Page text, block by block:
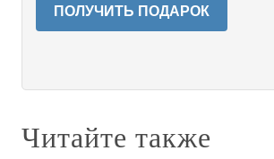
ПОЛУЧИТЬ ПОДАРОК
Читайте также